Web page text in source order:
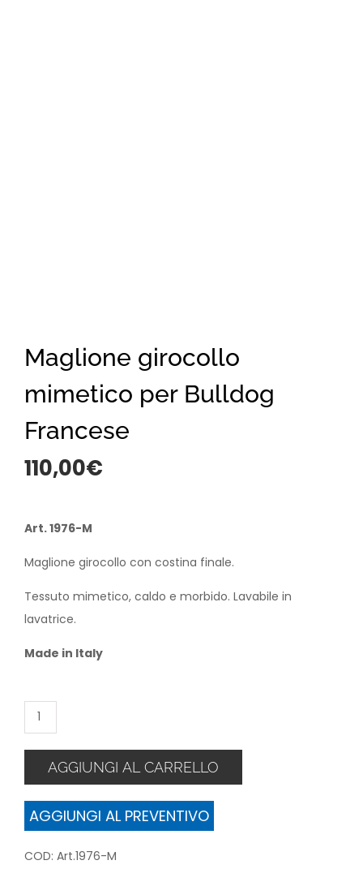
Maglione girocollo
mimetico per Bulldog
Francese
110,00€
Art. 1976-M
Maglione girocollo con costina finale.
Tessuto mimetico, caldo e morbido. Lavabile in
lavatrice.
Made in Italy
Maglione
girocollo
Bulldog
Francese
AGGIUNGI AL CARRELLO
AGGIUNGI AL PREVENTIVO
COD: Art.1976-M